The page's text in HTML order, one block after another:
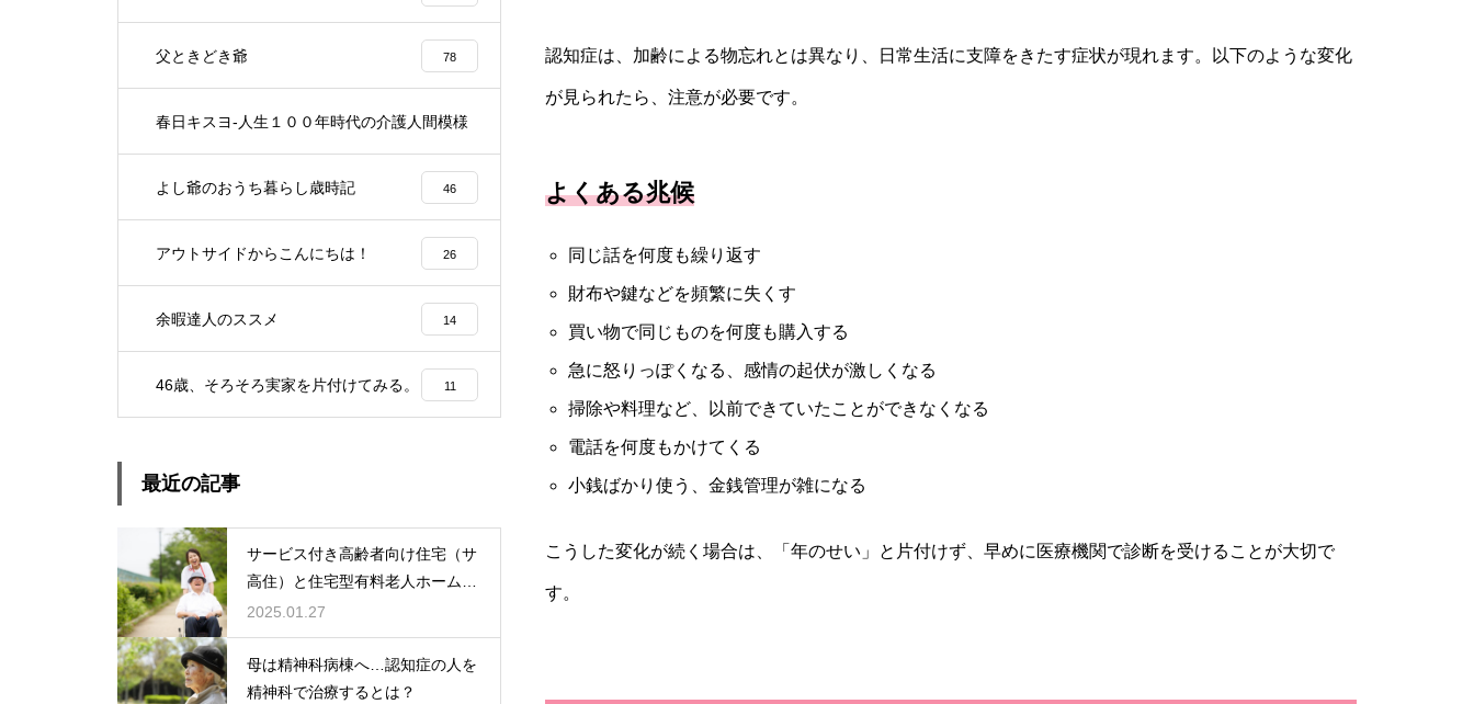
認知症は、加齢による物忘れとは異なり、日常生活に支障をきたす症状が現れます。以下のような変化
が見られたら、注意が必要です。
よくある兆候
同じ話を何度も繰り返す
財布や鍵などを頻繁に失くす
買い物で同じものを何度も購入する
急に怒りっぽくなる、感情の起伏が激しくなる
掃除や料理など、以前できていたことができなくなる
電話を何度もかけてくる
小銭ばかり使う、金銭管理が雑になる
こうした変化が続く場合は、「年のせい」と片付けず、早めに医療機関で診断を受けることが大切で
す。
父ときどき爺 78
春日キスヨ-人生１００年時代の介護人間模様
よし爺のおうち暮らし歳時記 46
アウトサイドからこんにちは！ 26
余暇達人のススメ 14
46歳、そろそろ実家を片付けてみる。 11
最近の記事
サービス付き高齢者向け住宅（サ
高住）と住宅型有料老人ホーム：
どちらを選ぶ？
2025.01.27
母は精神科病棟へ…認知症の人を
精神科で治療するとは？